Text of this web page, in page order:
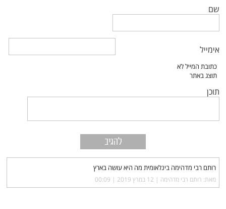
שם
אימייל
תוכן
רותם רבי מדהימה בינלאומית מה היא עושה בארץ
מאת: רותם רבי מדהימה |‏ 12 במרץ 2019 | 00:09